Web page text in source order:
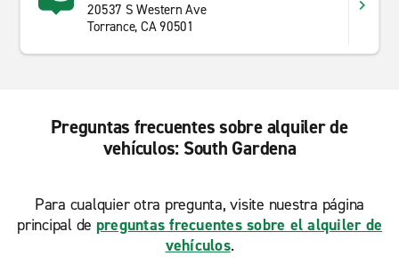
20537 S Western Ave
Torrance, CA 90501
Preguntas frecuentes sobre alquiler de
vehículos: South Gardena
Para cualquier otra pregunta, visite nuestra página
principal de preguntas frecuentes sobre el alquiler de
vehículos.